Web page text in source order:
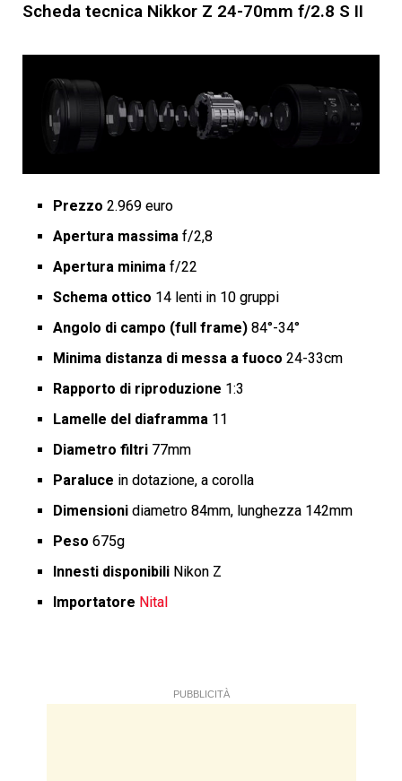
Scheda tecnica Nikkor Z 24-70mm f/2.8 S II
Prezzo 2.969 euro
Apertura massima f/2,8
Apertura minima f/22
Schema ottico 14 lenti in 10 gruppi
Angolo di campo (full frame)84°-34°
Minima distanza di messa a fuoco 24-33cm
Rapporto di riproduzione 1:3
Lamelle del diaframma 11
Diametro filtri 77mm
Paraluce in dotazione, a corolla
Dimensioni diametro 84mm, lunghezza 142mm
Peso 675g
Innesti disponibili Nikon Z
Importatore Nital
PUBBLICITÀ